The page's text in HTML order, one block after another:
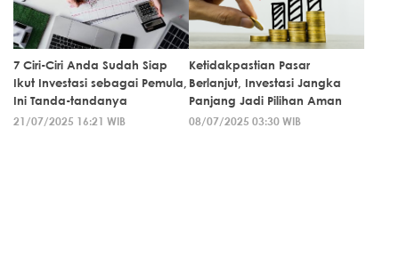
7 Ciri-Ciri Anda Sudah Siap
Ikut Investasi sebagai Pemula,
Ini Tanda-tandanya
21/07/2025 16:21 WIB
Ketidakpastian Pasar
Berlanjut, Investasi Jangka
Panjang Jadi Pilihan Aman
08/07/2025 03:30 WIB